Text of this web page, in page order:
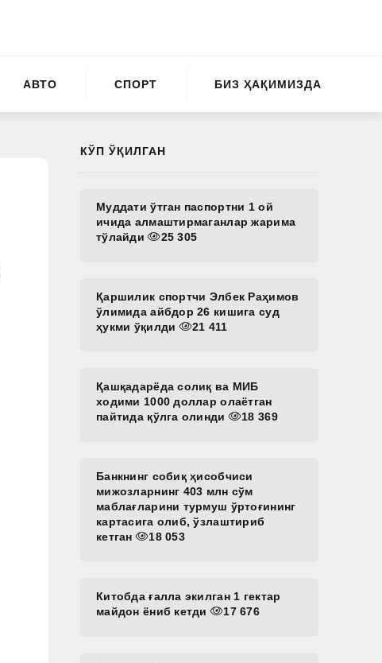
АВТО СПОРТ БИЗ ҲАҚИМИЗДА
КЎП ЎҚИЛГАН
Муддати ўтган паспортни 1 ой
ичида алмаштирмаганлар жарима
тўлайди
25 305
Қаршилик спортчи Элбек Раҳимов
ўлимида айбдор 26 кишига суд
ҳукми ўқилди
21 411
Қашқадарёда солиқ ва МИБ
ходими 1000 доллар олаётган
пайтида қўлга олинди
18 369
Банкнинг собиқ ҳисобчиси
мижозларнинг 403 млн сўм
маблағларини турмуш ўртоғининг
картасига олиб, ўзлаштириб
кетган
18 053
Китобда ғалла экилган 1 гектар
майдон ёниб кетди
17 676